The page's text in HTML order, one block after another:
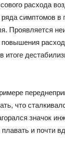
расхода
симптомов в
Проявляется
повышения
итоге
что
значок
и почти